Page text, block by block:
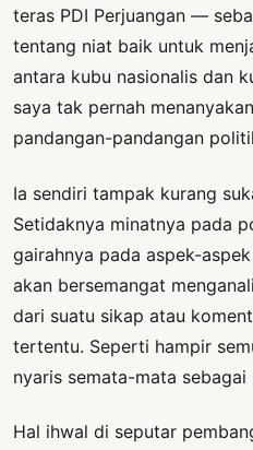
teras PDI Perjuangan —
tentang niat baik untuk
antara kubu nasionalis dan
saya tak pernah
pandangan-pandangan
Ia sendiri tampak kurang
Setidaknya minatnya pada
gairahnya pada aspek-
akan bersemangat
dari suatu sikap atau
tertentu. Seperti hampir
nyaris semata-mata sebagai
Hal ihwal di seputar